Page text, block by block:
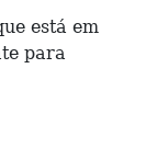
está em
para